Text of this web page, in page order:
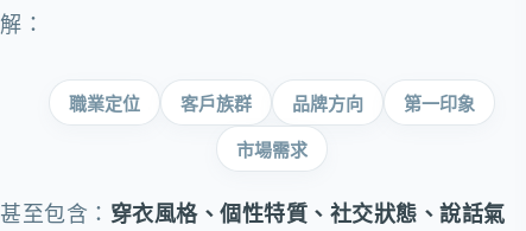
解：
職業定位 客戶族群 品牌方向 第一印象
市場需求
甚至包含： 穿衣風格、個性特質、社交狀態、說話氣